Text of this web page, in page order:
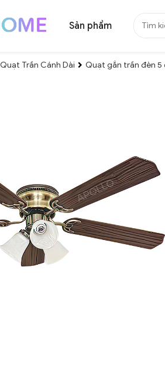
Sản phẩm
Quạt Trần Cánh Dài Quạt gắn trần đèn 5